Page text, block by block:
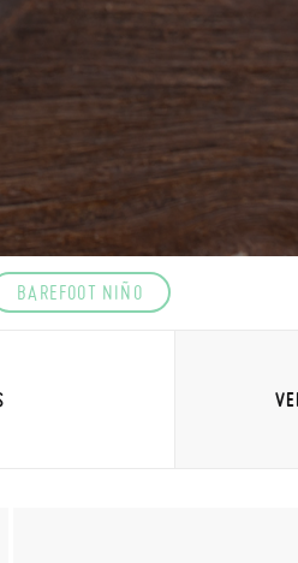
BAREFOOT NIÑO